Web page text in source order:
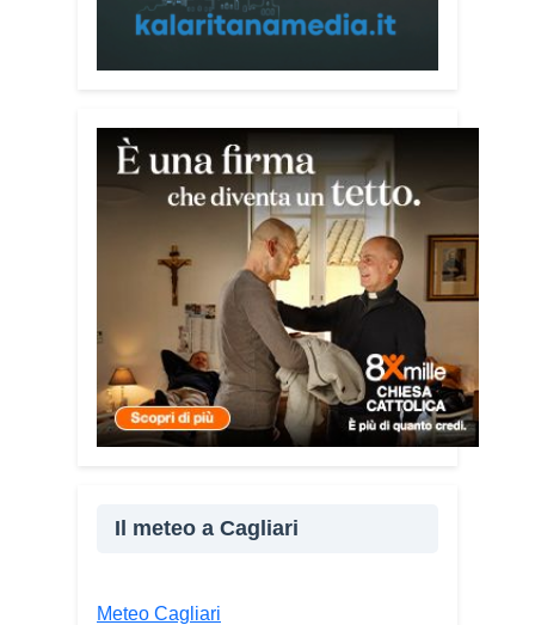
più vulnerabili. «L’idea di realizzare il
soprattutto le persone più fragili: anziani,
malati e persone socialmente isolate,
che spesso vengono lasciate sole e
senza strumenti per difendersi. La mia
esperienza personale e il contatto
diretto con chi vive situazioni di
vulnerabilità mi hanno spinto a creare
uno strumento semplice, concreto e
facilmente consultabile. L’obiettivo era
accompagnare le persone, non
spaventarle o farle sentire giudicate».
d’allarme e comportamenti utili da
Il meteo a Cagliari
Meteo Cagliari